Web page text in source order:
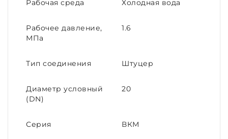
Рабочая среда Холодная вода
Рабочее давление,
МПа
1.6
Тип соединения Штуцер
Диаметр условный
(DN)
20
Серия ВКМ